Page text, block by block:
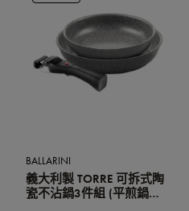
BALLARINI
義大利製 TORRE 可拆式陶
瓷不沾鍋3件組 (平煎鍋